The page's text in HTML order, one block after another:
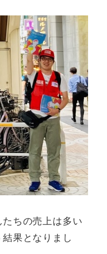
ちの売上は多い
果となりまし